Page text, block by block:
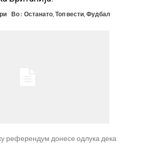
Во : Останато, Топ вести, Фудбал
референдум донесе одлука дека